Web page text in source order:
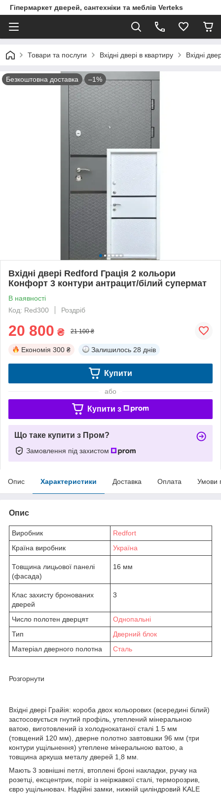
Гіпермаркет дверей, сантехніки та меблів Verteks
Товари та послуги Вхідні двері в квартиру Вхідні
Безкоштовна доставка –1%
Вхідні двері Redford Грація 2 кольори
Конфорт 3 контури антрацит/білий супермат
В наявності
Код: Red300
Роздріб
20 800 ₴ 21 100 ₴
Економія 300 ₴ Залишилось 28 днів
Купити
або
Купити з
Що таке купити з Пром?
Замовлення під захистом
Опис Характеристики Доставка Оплата Умови
Опис
Виробник
Redfort
Країна виробник
Україна
Товщина лицьової панелі
(фасада)
16 мм
Клас захисту бронованих
дверей
3
Число полотен дверцят
Однопальні
Тип
Дверний блок
Матеріал дверного полотна
Сталь
Розгорнути
Вхідні двері Грайія: короба двох кольорових (всередині білий)
застосовується гнутий профіль, утеплений мінеральною
ватою, виготовлений із холоднокатаної сталі 1.5 мм
(товщений 120 мм), дверне полотно завтовшки 96 мм (три
контури ущільнення) утеплене мінеральною ватою, а
товщина аркуша металу дверей 1,8 мм.
Мають 3 зовнішні петлі, втоплені броні накладки, ручку на
розетці, ексцентрик, поріг із неіржавкої сталі, терморозрив,
євро ущільнювач. Надійні замки, нижній циліндровий KALE